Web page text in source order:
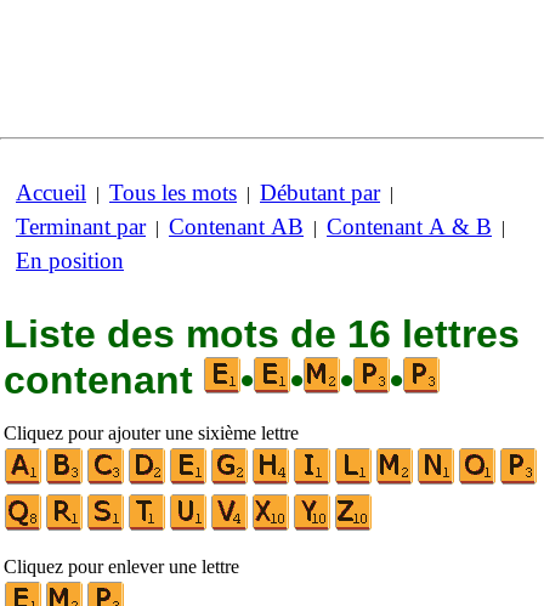
Accueil | Tous les mots | Débutant par|
Terminant par| Contenant AB | Contenant A & B |
En position
Liste des mots de 16 lettres
contenant
• • • •
Cliquez pour ajouter une sixième lettre
Cliquez pour enlever une lettre